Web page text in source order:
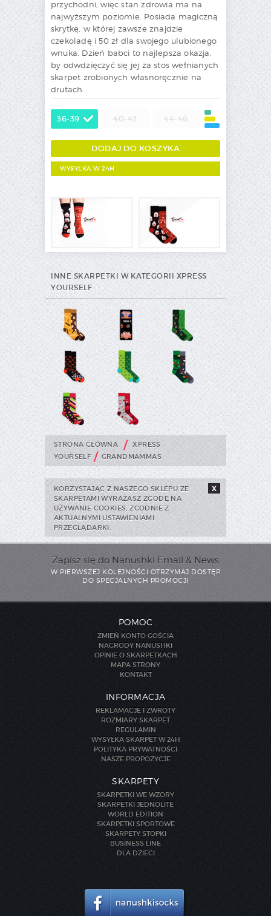
przychodni, więc stan zdrowia ma na
najwyższym poziomie. Posiada magiczną
skrytkę, w której zawsze znajdzie
czekoladę i 50 zł dla swojego ulubionego
wnuka. Dzień babci to najlepsza okazja,
by odwdzięczyć się jej za stos wełnianych
skarpet zrobionych własnoręcznie na
drutach.
36-39 40-43 44-46
WYSYŁKA W 24H
INNE SKARPETKI W KATEGORII XPRESS
YOURSELF
STRONA GŁÓWNA /
XPRESS
YOURSELF / GRANDMAMMAS
KORZYSTAJĄC Z NASZEGO SKLEPU ZE
SKARPETAMI WYRAŻASZ ZGODĘ NA
UŻYWANIE COOKIES, ZGODNIE Z
AKTUALNYMI USTAWIENIAMI
PRZEGLĄDARKI.
X
Zapisz się do Nanushki Email & News
W PIERWSZEJ KOLEJNOŚCI OTRZYMAJ DOSTĘP
DO SPECJALNYCH PROMOCJI
POMOC
ZMIEŃ KONTO GOŚCIA
NAGRODY NANUSHKI
OPINIE O SKARPETKACH
MAPA STRONY
KONTAKT
INFORMACJA
REKLAMACJE I ZWROTY
ROZMIARY SKARPET
REGULAMIN
WYSYŁKA SKARPET W 24H
POLITYKA PRYWATNOŚCI
NASZE PROPOZYCJE
SKARPETY
SKARPETKI WE WZORY
SKARPETKI JEDNOLITE
WORLD EDITION
SKARPETKI SPORTOWE
SKARPETY STOPKI
BUSINESS LINE
DLA DZIECI